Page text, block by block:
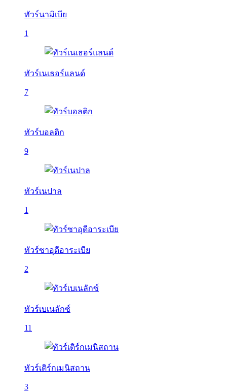
ทัวร์นามิเบีย
1
ทัวร์เนเธอร์แลนด์
7
ทัวร์บอลติก
9
ทัวร์เนปาล
1
ทัวร์ซาอุดีอาระเบีย
2
ทัวร์เบเนลักซ์
11
ทัวร์เติร์กเมนิสถาน
3